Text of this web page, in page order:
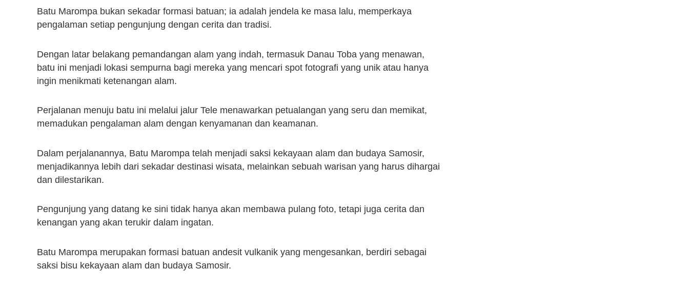
Batu Marompa bukan sekadar formasi batuan; ia adalah jendela ke masa lalu, memperkaya
pengalaman setiap pengunjung dengan cerita dan tradisi.
Dengan latar belakang pemandangan alam yang indah, termasuk Danau Toba yang menawan,
batu ini menjadi lokasi sempurna bagi mereka yang mencari spot fotografi yang unik atau hanya
ingin menikmati ketenangan alam.
Perjalanan menuju batu ini melalui jalur Tele menawarkan petualangan yang seru dan memikat,
memadukan pengalaman alam dengan kenyamanan dan keamanan.
Dalam perjalanannya, Batu Marompa telah menjadi saksi kekayaan alam dan budaya Samosir,
menjadikannya lebih dari sekadar destinasi wisata, melainkan sebuah warisan yang harus dihargai
dan dilestarikan.
Pengunjung yang datang ke sini tidak hanya akan membawa pulang foto, tetapi juga cerita dan
kenangan yang akan terukir dalam ingatan.
Batu Marompa merupakan formasi batuan andesit vulkanik yang mengesankan, berdiri sebagai
saksi bisu kekayaan alam dan budaya Samosir.